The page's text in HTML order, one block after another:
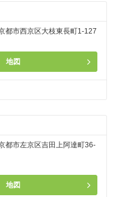
都市西京区大枝東長町1-127
地図
都市左京区吉田上阿達町36-
地図